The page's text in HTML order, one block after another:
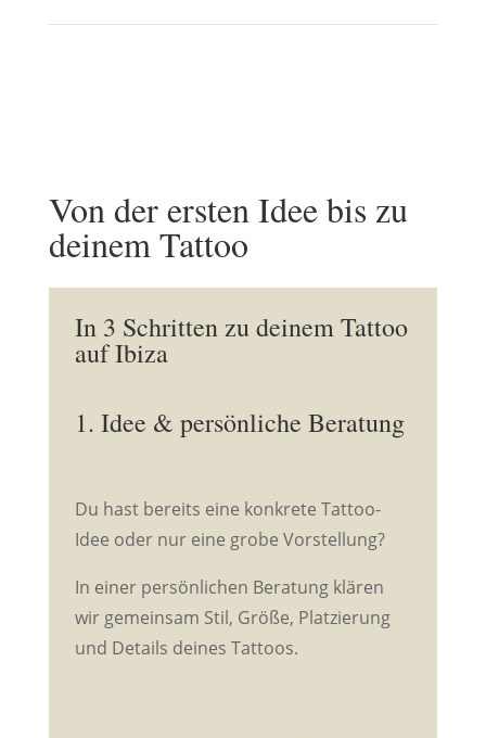
Von der ersten Idee bis zu
deinem Tattoo
In 3 Schritten zu deinem Tattoo
auf Ibiza
1. Idee & persönliche Beratung
Du hast bereits eine konkrete Tattoo-
Idee oder nur eine grobe Vorstellung?
In einer persönlichen Beratung klären
wir gemeinsam Stil, Größe, Platzierung
und Details deines Tattoos.